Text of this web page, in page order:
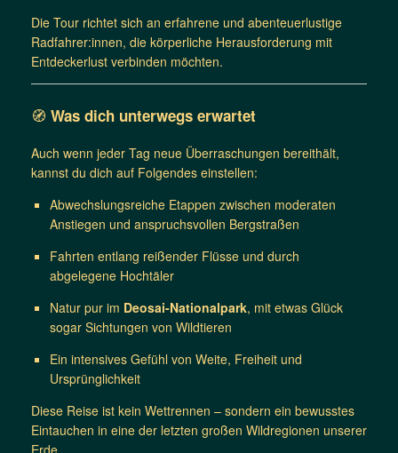
Die Tour richtet sich an erfahrene und abenteuerlustige
Radfahrer:innen, die körperliche Herausforderung mit
Entdeckerlust verbinden möchten.
🧭 Was dich unterwegs erwartet
Auch wenn jeder Tag neue Überraschungen bereithält,
kannst du dich auf Folgendes einstellen:
Abwechslungsreiche Etappen zwischen moderaten
Anstiegen und anspruchsvollen Bergstraßen
Fahrten entlang reißender Flüsse und durch
abgelegene Hochtäler
Natur pur im Deosai-Nationalpark, mit etwas Glück
sogar Sichtungen von Wildtieren
Ein intensives Gefühl von Weite, Freiheit und
Ursprünglichkeit
Diese Reise ist kein Wettrennen – sondern ein bewusstes
Eintauchen in eine der letzten großen Wildregionen unserer
Erde.